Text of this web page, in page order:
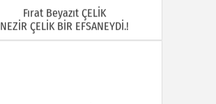
Fırat Beyazıt ÇELİK
NEZİR ÇELİK BİR EFSANEYDİ.!